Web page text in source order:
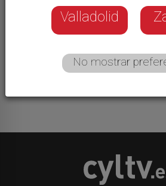
Desde este fin de semana,
especialmente con el ibérico.
ofrecerán tapas y platos con el
como ingrediente estrella. Es
Gastroibérico, que
Valladolid
No mostrar